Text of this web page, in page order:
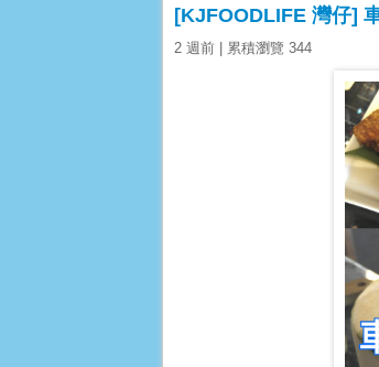
[KJFOODLIFE 灣仔]
2 週前 | 累積瀏覽 344